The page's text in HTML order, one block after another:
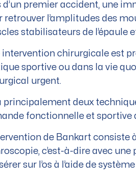
d’un premier accident, une
retrouver l’amplitudes des
stabilisateurs de l’épaule
intervention chirurgicale est
sportive ou dans la vie
urgent.
principalement deux
fonctionnelle et sportive
de Bankart
c’est-à-dire avec
sur l’os à l’aide de